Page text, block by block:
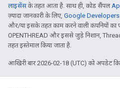
लाइसेंसके तहत आता है. साथ ही, कोड सैंपल
ज़्यादा जानकारी के लिए, Google Developers
और/या इसके तहत काम करने वाली कंपनियों का
OPENTHREAD और इससे जुड़े निशान,
तहत इस्तेमाल किया जाता है.
आखिरी बार 2026-02-18 (UTC) को अपडेट